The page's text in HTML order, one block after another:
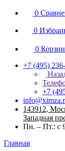
0
0
0
+7 (495)
+7
143912,
Западная
Пн. – Пт.: с
Главная